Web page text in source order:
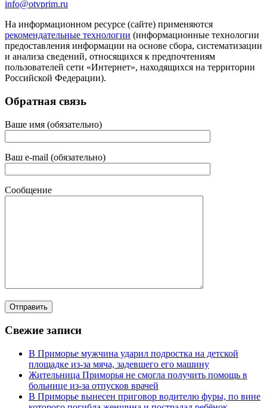
info@otvprim.ru
На информационном ресурсе (сайте) применяются
рекомендательные технологии (информационные технологии
предоставления информации на основе сбора, систематизации
и анализа сведений, относящихся к предпочтениям
пользователей сети «Интернет», находящихся на территории
Российской Федерации).
Обратная связь
Ваше имя (обязательно)
Ваш e-mail (обязательно)
Сообщение
Свежие записи
В Приморье мужчина ударил подростка на детской
площадке из-за мяча, задевшего его машину
Жительница Приморья не смогла получить помощь в
больнице из-за отпусков врачей
В Приморье вынесен приговор водителю фуры, по вине